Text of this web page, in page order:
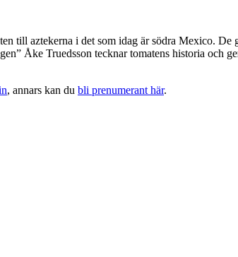
till aztekerna i det som idag är södra Mexico. De
Åke Truedsson tecknar tomatens historia och
, annars kan du bli prenumerant här.